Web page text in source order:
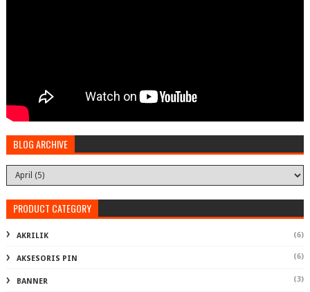
BLOG ARCHIVE
PRODUCT CATEGORY
AKRILIK (6)
AKSESORIS PIN (6)
BANNER (3)